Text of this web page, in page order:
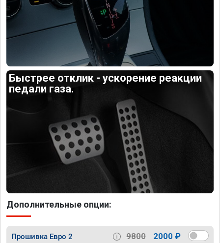
Быстрее отклик - ускорение реакции
педали газа.
Дополнительные опции:
Прошивка Евро 2 9800 2000 ₽